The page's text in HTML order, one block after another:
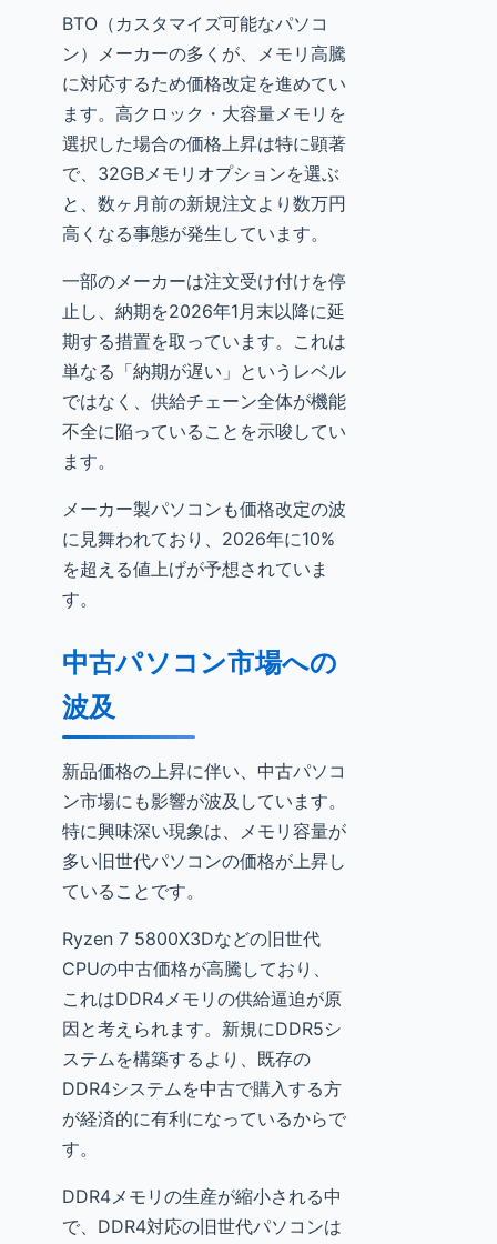
BTO（カスタマイズ可能なパソコ
ン）メーカーの多くが、メモリ高騰
に対応するため価格改定を進めてい
ます。高クロック・大容量メモリを
選択した場合の価格上昇は特に顕著
で、32GBメモリオプションを選ぶ
と、数ヶ月前の新規注文より数万円
高くなる事態が発生しています。
一部のメーカーは注文受け付けを停
止し、納期を2026年1月末以降に延
期する措置を取っています。これは
単なる「納期が遅い」というレベル
ではなく、供給チェーン全体が機能
不全に陥っていることを示唆してい
ます。
メーカー製パソコンも価格改定の波
に見舞われており、2026年に10%
を超える値上げが予想されていま
す。
中古パソコン市場への
波及
新品価格の上昇に伴い、中古パソコ
ン市場にも影響が波及しています。
特に興味深い現象は、メモリ容量が
多い旧世代パソコンの価格が上昇し
ていることです。
Ryzen 7 5800X3Dなどの旧世代
CPUの中古価格が高騰しており、
これはDDR4メモリの供給逼迫が原
因と考えられます。新規にDDR5シ
ステムを構築するより、既存の
DDR4システムを中古で購入する方
が経済的に有利になっているからで
す。
DDR4メモリの生産が縮小される中
で、DDR4対応の旧世代パソコンは